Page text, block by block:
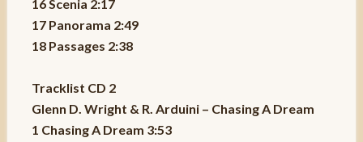
16 Scenia 2:17
17 Panorama 2:49
18 Passages 2:38
Tracklist CD 2
Glenn D. Wright & R. Arduini – Chasing A Dream
1 Chasing A Dream 3:53